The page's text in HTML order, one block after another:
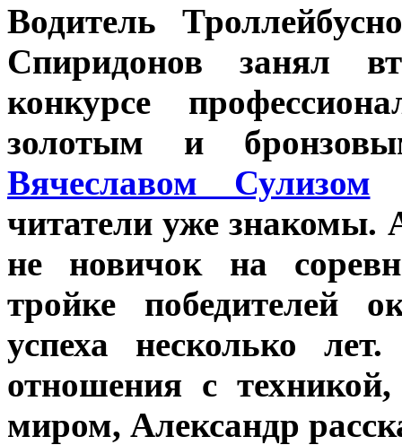
Водитель
Спиридонов занял
конкурсе
золотым и
Вячеславом Сулизом
читатели уже знакомы.
не новичок на
тройке победителей
успеха несколько
отношения с
миром, Александр